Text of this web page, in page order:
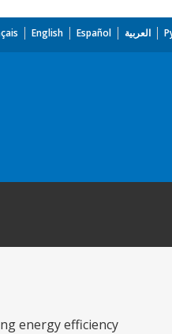
English Español العربية
energy efficiency